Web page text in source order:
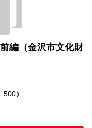
編（金沢市文化財
）